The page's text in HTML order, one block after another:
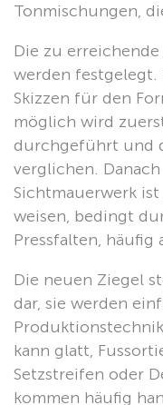
Tonmischungen,
Die zu
werden
Skizzen für den
möglich wird
durchgeführt und
verglichen.
Sichtmauerwerk
weisen, bedingt
Pressfalten, häufig
Die neuen Ziegel
dar, sie werden
kann glatt,
Setzstreifen oder
kommen häufig